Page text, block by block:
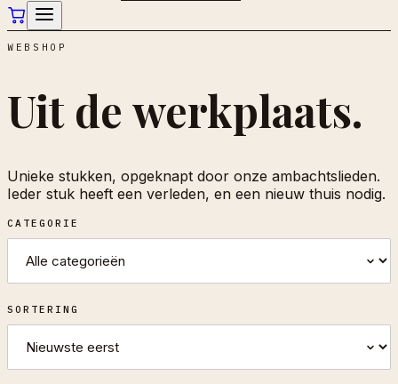
WEBSHOP
Uit de werkplaats.
Unieke stukken, opgeknapt door onze ambachtslieden.
Ieder stuk heeft een verleden, en een nieuw thuis nodig.
CATEGORIE
SORTERING